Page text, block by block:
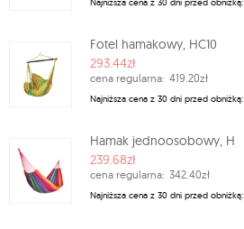
Najniższa cena z 30 dni przed obniżką:
Fotel hamakowy, HC10
293.44zł
cena regularna: 419.20zł
Najniższa cena z 30 dni przed obniżką:
Hamak jednoosobowy, H
239.68zł
cena regularna: 342.40zł
Najniższa cena z 30 dni przed obniżką: